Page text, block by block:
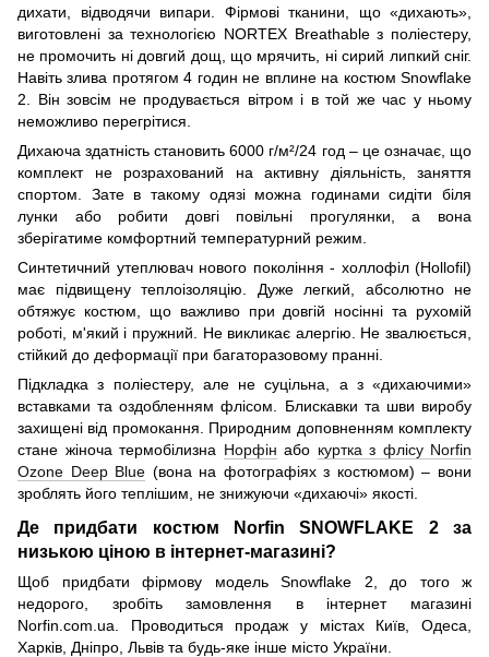
дихати, відводячи випари. Фірмові тканини, що «дихають»,
виготовлені за технологією NORTEX Breathable з поліестеру,
не промочить ні довгий дощ, що мрячить, ні сирий липкий сніг.
Навіть злива протягом 4 годин не вплине на костюм Snowflake
2. Він зовсім не продувається вітром і в той же час у ньому
неможливо перегрітися.
Дихаюча здатність становить 6000 г/м²/24 год – це означає, що
комплект не розрахований на активну діяльність, заняття
спортом. Зате в такому одязі можна годинами сидіти біля
лунки або робити довгі повільні прогулянки, а вона
зберігатиме комфортний температурний режим.
Синтетичний утеплювач нового покоління - холлофіл (Hollofil)
має підвищену теплоізоляцію. Дуже легкий, абсолютно не
обтяжує костюм, що важливо при довгій носінні та рухомій
роботі, м'який і пружний. Не викликає алергію. Не звалюється,
стійкий до деформації при багаторазовому пранні.
Підкладка з поліестеру, але не суцільна, а з «дихаючими»
вставками та оздобленням флісом. Блискавки та шви виробу
захищені від промокання. Природним доповненням комплекту
стане жіноча термобілизна Норфін або куртка з флісу Norfin
Ozone Deep Blue (вона на фотографіях з костюмом) – вони
зроблять його теплішим, не знижуючи «дихаючі» якості.
Де придбати костюм Norfin SNOWFLAKE 2 за
низькою ціною в інтернет-магазині?
Щоб придбати фірмову модель Snowflake 2, до того ж
недорого, зробіть замовлення в інтернет магазині
Norfin.com.ua. Проводиться продаж у містах Київ, Одеса,
Харків, Дніпро, Львів та будь-яке інше місто України.